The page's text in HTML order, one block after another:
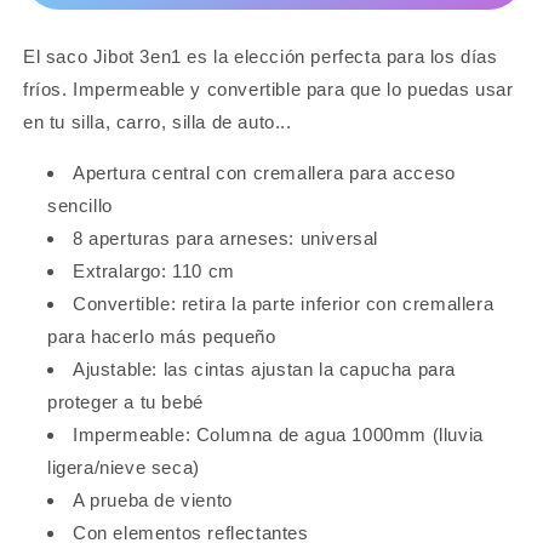
El saco Jibot 3en1 es la elección perfecta para los días
fríos. Impermeable y convertible para que lo puedas usar
en tu silla, carro, silla de auto...
Apertura central con cremallera para acceso
sencillo
8 aperturas para arneses: universal
Extralargo: 110 cm
Convertible: retira la parte inferior con cremallera
para hacerlo más pequeño
Ajustable: las cintas ajustan la capucha para
proteger a tu bebé
Impermeable: Columna de agua 1000mm (lluvia
ligera/nieve seca)
A prueba de viento
Con elementos reflectantes